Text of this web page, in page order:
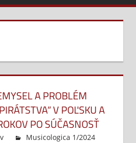
A PROBLÉM
V POĽSKU A
PO SÚČASNOSŤ
Musicologica 1/2024